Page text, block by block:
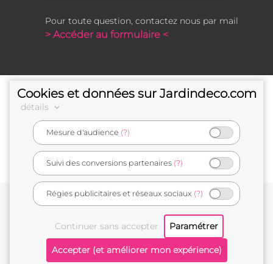
Pour toute question, contactez nous par mail
> Accéder au formulaire <
e-commerçant français
Conditions générales de vente
Cookies et données sur Jardindeco.com
détails
Mesure d'audience (?)
Suivi des conversions partenaires (?)
Régies publicitaires et réseaux sociaux (?)